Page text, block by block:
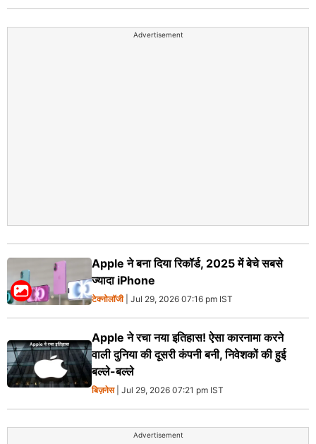
Advertisement
Apple ने बना दिया रिकॉर्ड, 2025 में बेचे सबसे
ज्यादा iPhone
टेक्नोलॉजी| Jul 29, 2026 07:16 pm IST
Apple ने रचा नया इतिहास! ऐसा कारनामा करने
वाली दुनिया की दूसरी कंपनी बनी, निवेशकों की हुई
बल्ले-बल्ले
बिज़नेस| Jul 29, 2026 07:21 pm IST
Advertisement